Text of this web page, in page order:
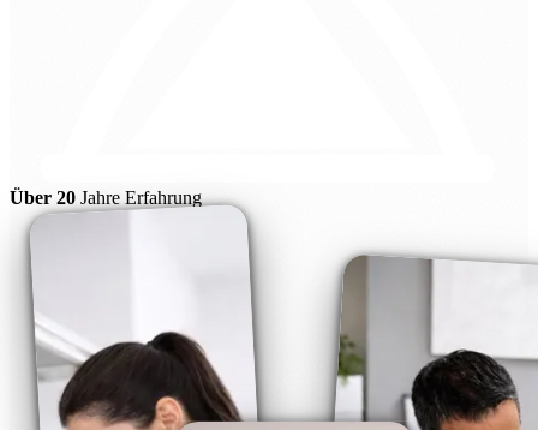
Über 20 Jahre Erfahrung